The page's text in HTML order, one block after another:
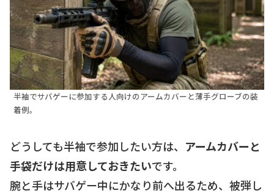
半袖でサバゲーに参加する人向けのアームカバーと薄手グローブの装
着例。
どうしても半袖で参加したい方は、 アームカバーと
手袋だけは用意しておきたいです。
腕と手はサバゲー中にかなり前へ出るため、被弾し